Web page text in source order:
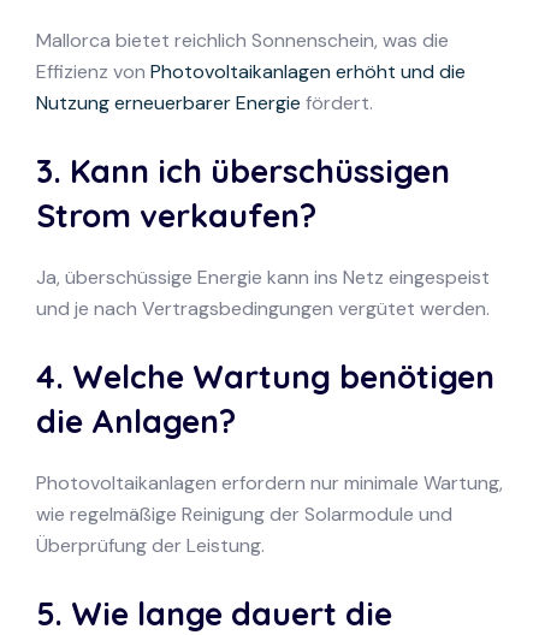
Mallorca bietet reichlich Sonnenschein, was die
Effizienz von Photovoltaikanlagen erhöht und die
Nutzung erneuerbarer Energie fördert.
3. Kann ich überschüssigen
Strom verkaufen?
Ja, überschüssige Energie kann ins Netz eingespeist
und je nach Vertragsbedingungen vergütet werden.
4. Welche Wartung benötigen
die Anlagen?
Photovoltaikanlagen erfordern nur minimale Wartung,
wie regelmäßige Reinigung der Solarmodule und
Überprüfung der Leistung.
5. Wie lange dauert die